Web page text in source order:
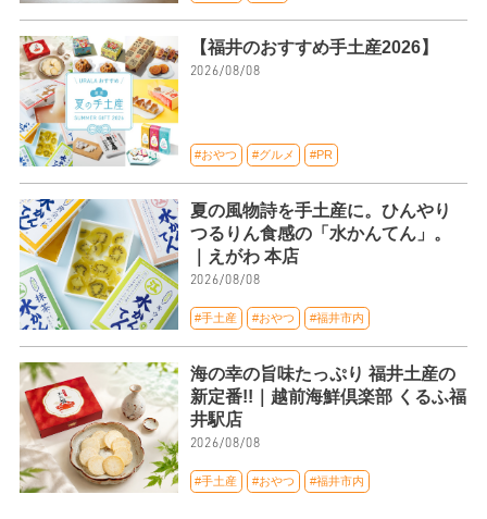
【福井のおすすめ手土産2026】
2026/08/08
#おやつ #グルメ #PR
夏の風物詩を手土産に。ひんやり
つるりん食感の「水かんてん」。
｜えがわ 本店
2026/08/08
#手土産 #おやつ #福井市内
海の幸の旨味たっぷり 福井土産の
新定番!!｜越前海鮮倶楽部 くるふ福
井駅店
2026/08/08
#手土産 #おやつ #福井市内